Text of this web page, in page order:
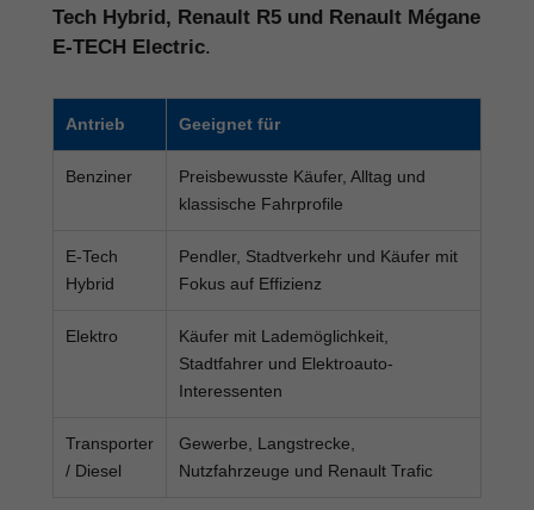
Tech Hybrid, Renault R5 und Renault Mégane
E-TECH Electric.
Antrieb Geeignet für
Benziner
Preisbewusste Käufer, Alltag und
klassische Fahrprofile
E-Tech
Hybrid
Pendler, Stadtverkehr und Käufer mit
Fokus auf Effizienz
Elektro
Käufer mit Lademöglichkeit,
Stadtfahrer und Elektroauto-
Interessenten
Transporter
/ Diesel
Gewerbe, Langstrecke,
Nutzfahrzeuge und Renault Trafic